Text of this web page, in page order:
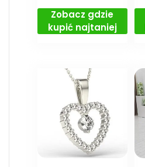
Zobacz gdzie
kupić najtaniej